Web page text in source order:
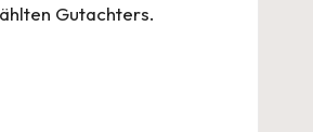
Gutachters.